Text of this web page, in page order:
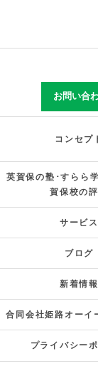
お問い合
コンセプ
英賀保の塾･すらら
賀保校の
サービス
ブログ
新着情報
合同会社姫路オーイ
プライバシー